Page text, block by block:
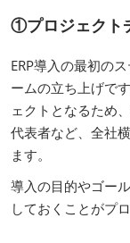
①プロジェクト
ERP導入の最初の
ームの立ち上げで
ェクトとなるため
代表者など、全社
ます。
導入の目的やゴー
しておくことがプ